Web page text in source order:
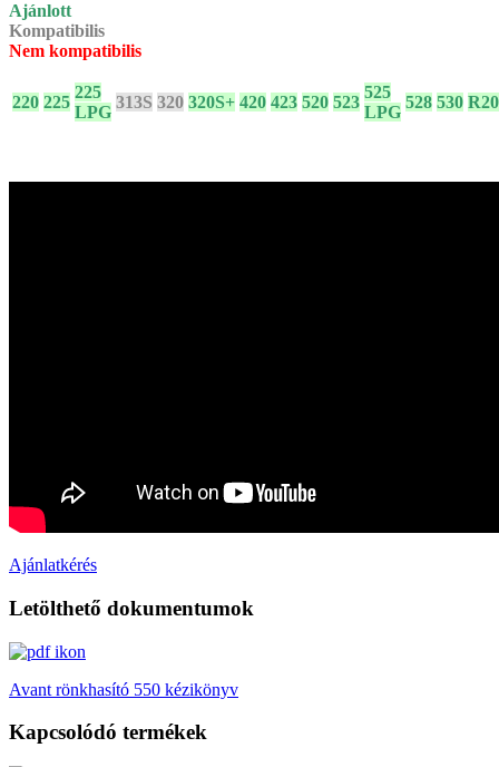
Ajánlott
Kompatibilis
Nem kompatibilis
220 225
225
LPG
313S 320 320S+ 420 423 520 523
525
LPG
528 530 R20
Ajánlatkérés
Letölthető dokumentumok
Avant rönkhasító 550 kézikönyv
Kapcsolódó termékek